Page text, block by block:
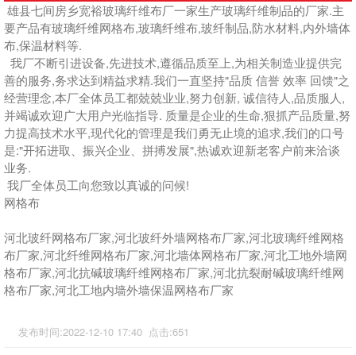
雄县七间房乡宽裕玻璃纤维布厂一家生产玻璃纤维制品的厂家.主
要产品有玻璃纤维网格布,玻璃纤维布,玻纤制品,防水材料,内外墙体
布,保温材料等.
我厂不断引进设备,先进技术,遵循品质至上,为相关制造业提供完
善的服务,务求达到精益求精.我们一直坚持"品质 信誉 效率 回馈"之
经营理念,本厂全体员工都兢兢业业,努力创新, 诚信待人,品质服人,
并竭诚欢迎广大用户光临指导. 质量是企业的生命,狠抓产品质量,努
力提高技术水平,现代化的管理是我们勇无止境的追求,我们的口号
是:"开拓进取、振兴企业、拼搏发展",热诚欢迎新老客户前来洽谈
业务.
我厂全体员工向您致以真诚的问候!
网格布
河北玻纤网格布厂家,河北玻纤外墙网格布厂家,河北玻璃纤维网格
布厂家,河北纤维网格布厂家,河北墙体网格布厂家,河北工地外墙网
格布厂家,河北抗碱玻璃纤维网格布厂家,河北抗裂耐碱玻璃纤维网
格布厂家,河北工地内墙外墙保温网格布厂家
发布时间:2022-12-10 17:40 点击:651